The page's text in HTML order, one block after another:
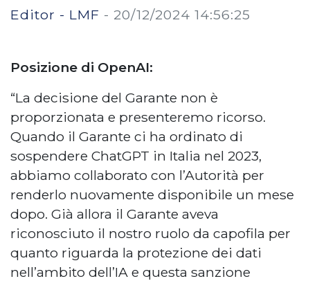
Editor - LMF - 20/12/2024 14:56:25
Posizione di OpenAI:
“La decisione del Garante non è
proporzionata e presenteremo ricorso.
Quando il Garante ci ha ordinato di
sospendere ChatGPT in Italia nel 2023,
abbiamo collaborato con l’Autorità per
renderlo nuovamente disponibile un mese
dopo. Già allora il Garante aveva
riconosciuto il nostro ruolo da capofila per
quanto riguarda la protezione dei dati
nell’ambito dell’IA e questa sanzione